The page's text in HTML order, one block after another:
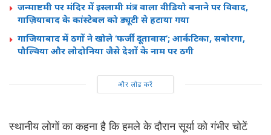
जन्माष्टमी पर मंदिर में इस्लामी मंत्र वाला वीडियो बनाने पर विवाद,
गाज़ियाबाद के कांस्टेबल को ड्यूटी से हटाया गया
गाजियाबाद में ठगों ने खोले ‘फर्जी दूतावास’; आर्कटिका, सबोरगा,
पौल्विया और लोदोनिया जैसे देशों के नाम पर ठगी
और लोड करें
स्थानीय लोगों का कहना है कि हमले के दौरान सूर्या को गंभीर चोटें